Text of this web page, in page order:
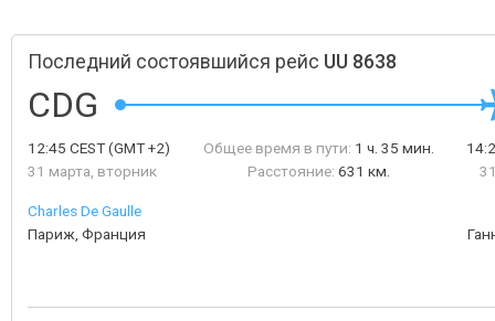
Последний состоявшийся рейс UU 8638
CDG
12:45 CEST(GMT +2)
31 марта, вторник
Общее время в пути: 1 ч. 35 мин.
Расстояние: 631 км.
Charles De Gaulle
Париж, Франция